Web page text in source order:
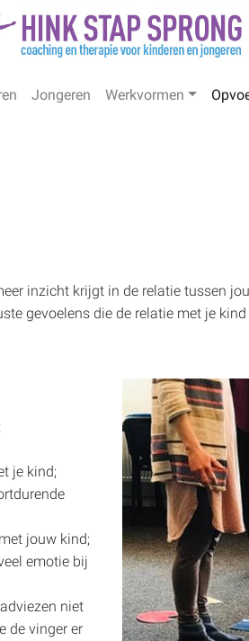
Jongeren Werkvormen
inzicht krijgt in de relatie tussen
gevoelens die de relatie met je
je kind;
jouw kind;
emotie bij
niet
de vinger er